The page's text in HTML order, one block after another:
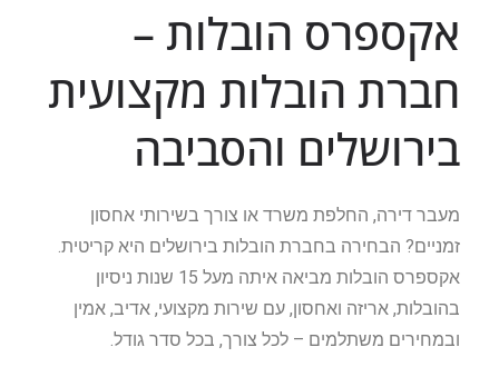
אקספרס הובלות –
חברת הובלות מקצועית
בירושלים והסביבה
מעבר דירה, החלפת משרד או צורך בשירותי אחסון
זמניים? הבחירה בחברת הובלות בירושלים היא קריטית.
אקספרס הובלות מביאה איתה מעל 15 שנות ניסיון
בהובלות, אריזה ואחסון, עם שירות מקצועי, אדיב, אמין
ובמחירים משתלמים – לכל צורך, בכל סדר גודל.